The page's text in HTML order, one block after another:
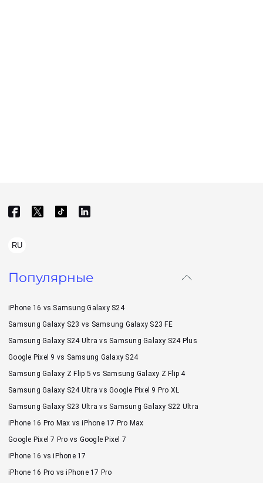
RU
Популярные
iPhone 16 vs Samsung Galaxy S24
Samsung Galaxy S23 vs Samsung Galaxy S23 FE
Samsung Galaxy S24 Ultra vs Samsung Galaxy S24 Plus
Google Pixel 9 vs Samsung Galaxy S24
Samsung Galaxy Z Flip 5 vs Samsung Galaxy Z Flip 4
Samsung Galaxy S24 Ultra vs Google Pixel 9 Pro XL
Samsung Galaxy S23 Ultra vs Samsung Galaxy S22 Ultra
iPhone 16 Pro Max vs iPhone 17 Pro Max
Google Pixel 7 Pro vs Google Pixel 7
iPhone 16 vs iPhone 17
iPhone 16 Pro vs iPhone 17 Pro